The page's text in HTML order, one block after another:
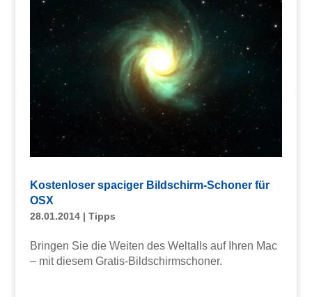
Kostenloser spaciger Bildschirm-Schoner für
OSX
28.01.2014| Tipps
Bringen Sie die Weiten des Weltalls auf Ihren Mac
– mit diesem Gratis-Bildschirmschoner.